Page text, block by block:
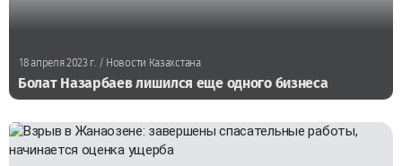
18 апреля 2023 г./ Новости Казахстана
Болат Назарбаев лишился еще одного бизнеса